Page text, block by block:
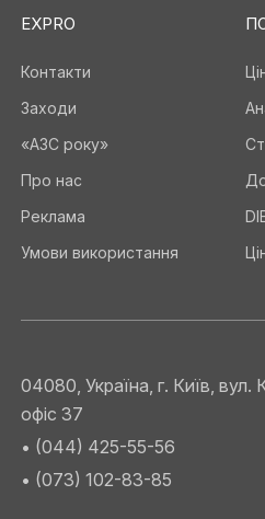
EXPRO
Контакти
Заходи
«АЗС року»
Про нас
Реклама
Умови використання
04080, Україна, г. Київ, вул.
офіс 37
• (044) 425-55-56
• (073) 102-83-85